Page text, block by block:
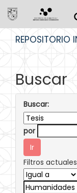
REPOSITORIO
Buscar
Buscar:
por
Filtros